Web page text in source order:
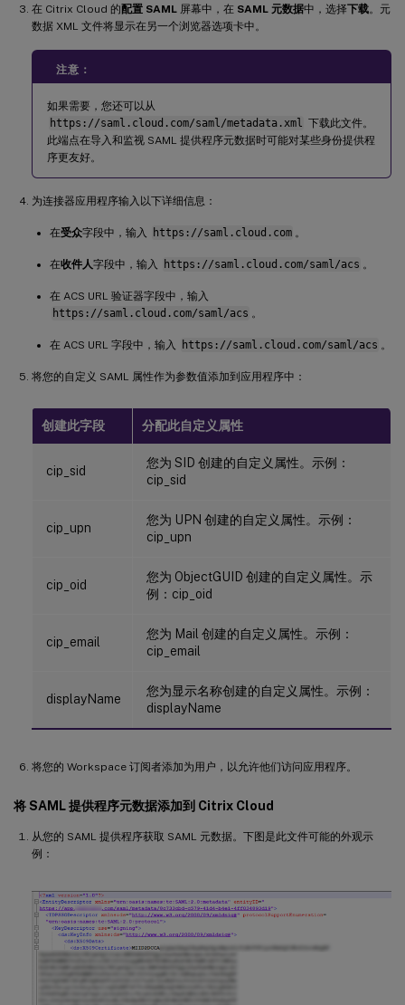
在 Citrix Cloud 的配置 SAML 屏幕中，在 SAML 元数据中，选择下载。元
数据 XML 文件将显示在另一个浏览器选项卡中。
注意：
如果需要，您还可以从
https://saml.cloud.com/saml/metadata.xml
下载此文件。
此端点在导入和监视 SAML 提供程序元数据时可能对某些身份提供程
序更友好。
为连接器应用程序输入以下详细信息：
在受众字段中，输入 https://saml.cloud.com 。
在收件人字段中，输入 https://saml.cloud.com/saml/acs 。
在 ACS URL 验证器字段中，输入
https://saml.cloud.com/saml/acs 。
在 ACS URL 字段中，输入 https://saml.cloud.com/saml/acs 。
将您的自定义 SAML 属性作为参数值添加到应用程序中：
创建此字段 分配此自定义属性
cip_sid
您为 SID 创建的自定义属性。示例：
cip_sid
cip_upn
您为 UPN 创建的自定义属性。示例：
cip_upn
cip_oid
您为 ObjectGUID 创建的自定义属性。示
例：cip_oid
cip_email
您为 Mail 创建的自定义属性。示例：
cip_email
displayName
您为显示名称创建的自定义属性。示例：
displayName
将您的 Workspace 订阅者添加为用户，以允许他们访问应用程序。
将 SAML 提供程序元数据添加到 Citrix Cloud
从您的 SAML 提供程序获取 SAML 元数据。下图是此文件可能的外观示
例：